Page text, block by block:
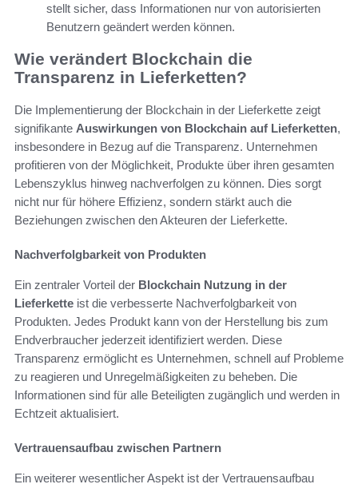
stellt sicher, dass Informationen nur von autorisierten
Benutzern geändert werden können.
Wie verändert Blockchain die
Transparenz in Lieferketten?
Die Implementierung der Blockchain in der Lieferkette zeigt
signifikante Auswirkungen von Blockchain auf Lieferketten,
insbesondere in Bezug auf die Transparenz. Unternehmen
profitieren von der Möglichkeit, Produkte über ihren gesamten
Lebenszyklus hinweg nachverfolgen zu können. Dies sorgt
nicht nur für höhere Effizienz, sondern stärkt auch die
Beziehungen zwischen den Akteuren der Lieferkette.
Nachverfolgbarkeit von Produkten
Ein zentraler Vorteil der Blockchain Nutzung in der
Lieferkette ist die verbesserte Nachverfolgbarkeit von
Produkten. Jedes Produkt kann von der Herstellung bis zum
Endverbraucher jederzeit identifiziert werden. Diese
Transparenz ermöglicht es Unternehmen, schnell auf Probleme
zu reagieren und Unregelmäßigkeiten zu beheben. Die
Informationen sind für alle Beteiligten zugänglich und werden in
Echtzeit aktualisiert.
Vertrauensaufbau zwischen Partnern
Ein weiterer wesentlicher Aspekt ist der Vertrauensaufbau